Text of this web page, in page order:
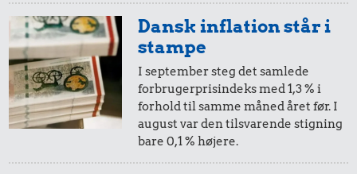
13,-
10 øre
i 1984
= 0,25,-
i 2025
Dansk inflation står i
stampe
I september steg det samlede
forbrugerprisindeks med 1,3 % i
forhold til samme måned året før. I
august var den tilsvarende stigning
bare 0,1 % højere.